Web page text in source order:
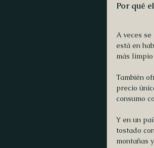
Por qué
A veces
está en
más
También
precio
consumo
Y en un
tostado
montañas